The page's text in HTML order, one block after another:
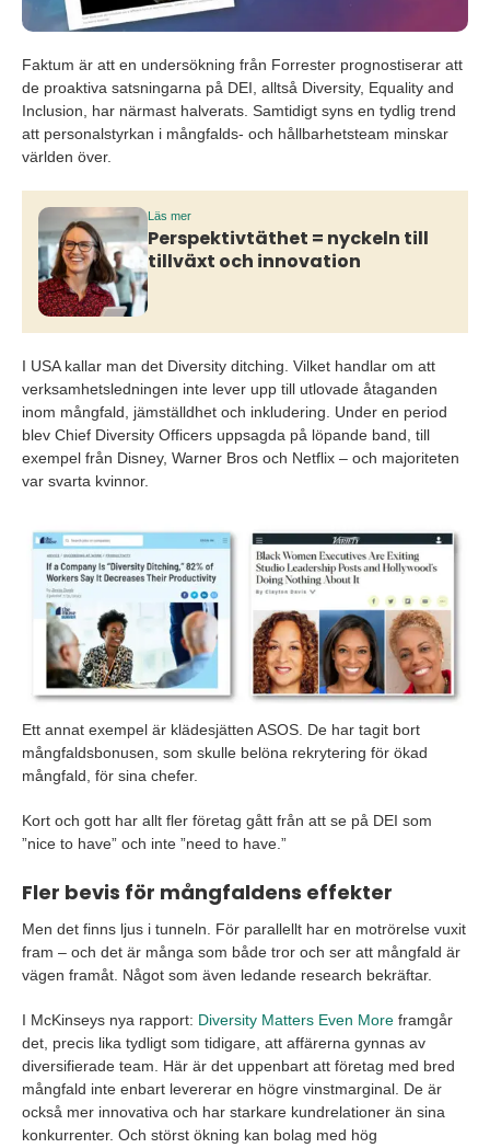
Faktum är att en undersökning från Forrester prognostiserar att
de proaktiva satsningarna på DEI, alltså Diversity, Equality and
Inclusion, har närmast halverats. Samtidigt syns en tydlig trend
att personalstyrkan i mångfalds- och hållbarhetsteam minskar
världen över.
Läs mer
Perspektivtäthet = nyckeln till
tillväxt och innovation
I USA kallar man det Diversity ditching. Vilket handlar om att
verksamhetsledningen inte lever upp till utlovade åtaganden
inom mångfald, jämställdhet och inkludering. Under en period
blev Chief Diversity Officers uppsagda på löpande band, till
exempel från Disney, Warner Bros och Netflix – och majoriteten
var svarta kvinnor.
Ett annat exempel är klädesjätten ASOS. De har tagit bort
mångfaldsbonusen, som skulle belöna rekrytering för ökad
mångfald, för sina chefer.
Kort och gott har allt fler företag gått från att se på DEI som
”nice to have” och inte ”need to have.”
Fler bevis för mångfaldens effekter
Men det finns ljus i tunneln. För parallellt har en motrörelse vuxit
fram – och det är många som både tror och ser att mångfald är
vägen framåt. Något som även ledande research bekräftar.
I McKinseys nya rapport: Diversity Matters Even More framgår
det, precis lika tydligt som tidigare, att affärerna gynnas av
diversifierade team. Här är det uppenbart att företag med bred
mångfald inte enbart levererar en högre vinstmarginal. De är
också mer innovativa och har starkare kundrelationer än sina
konkurrenter. Och störst ökning kan bolag med hög